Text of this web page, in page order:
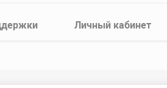
Личный кабинет